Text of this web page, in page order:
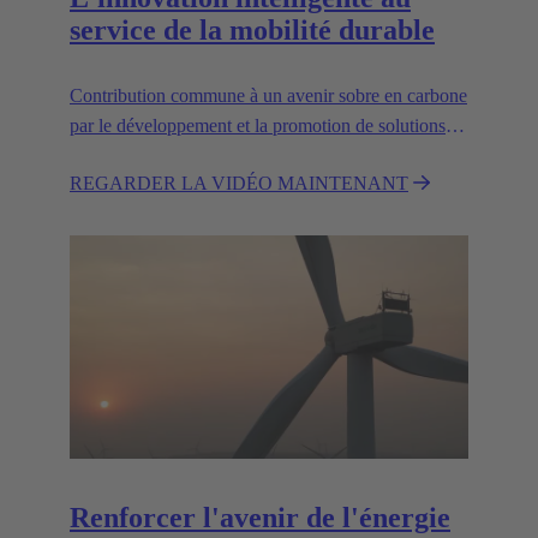
service de la mobilité durable
Contribution commune à un avenir sobre en carbone
par le développement et la promotion de solutions de
REGARDER LA VIDÉO MAINTENANT
Renforcer l'avenir de l'énergie